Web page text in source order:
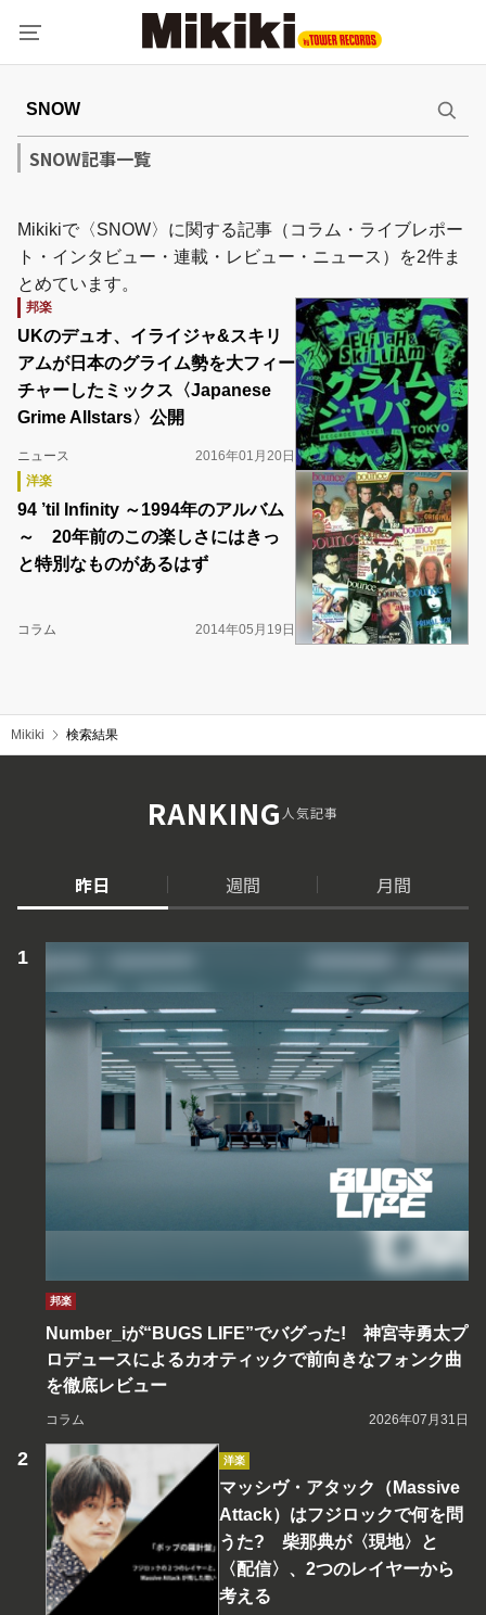
SNOW記事一覧
Mikikiで〈SNOW〉に関する記事（コラム・ライブレポー
ト・インタビュー・連載・レビュー・ニュース）を2件ま
とめています。
邦楽
UKのデュオ、イライジャ&スキリ
アムが日本のグライム勢を大フィー
チャーしたミックス〈Japanese
Grime Allstars〉公開
ニュース
2016年01月20日
洋楽
94 ’til Infinity ～1994年のアルバム
～ 20年前のこの楽しさにはきっ
と特別なものがあるはず
コラム 2014年05月19日
Mikiki 検索結果
RANKING人気記事
昨日 週間 月間
邦楽
Number_iが“BUGS LIFE”でバグった! 神宮寺勇太プ
ロデュースによるカオティックで前向きなフォンク曲
を徹底レビュー
コラム 2026年07月31日
洋楽
マッシヴ・アタック（Massive
Attack）はフジロックで何を問
うた? 柴那典が〈現地〉と
〈配信〉、2つのレイヤーから
考える